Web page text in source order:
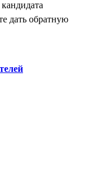
дать обратную